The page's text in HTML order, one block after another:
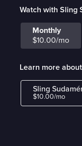
Watch with Sling
Monthly
$10.00/mo
Learn more
Sling
$10.00/mo